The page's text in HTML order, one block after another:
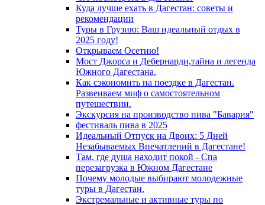
Куда лучше ехать в Дагестан: советы и
рекомендации
Туры в Грузию: Ваш идеальный отдых в
2025 году!
Открываем Осетию!
Мост Джорса и Дебернарди,тайна и легенда
Южного Дагестана.
Как сэкономить на поездке в Дагестан.
Развеиваем миф о самостоятельном
путешествии.
Экскурсия на производство пива "Бавария"
фестиваль пива в 2025
Идеальный Отпуск на Двоих: 5 Дней
Незабываемых Впечатлений в Дагестане!
Там, где душа находит покой - Спа
перезагрузка в Южном Дагестане
Почему молодые выбирают молодежные
туры в Дагестан.
Экстремальные и активные туры по